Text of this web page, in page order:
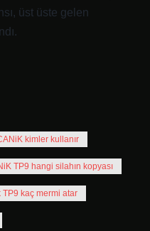
üst üste gelen
kimler kullanır
TP9 hangi silahın kopyası
TP9 kaç mermi atar